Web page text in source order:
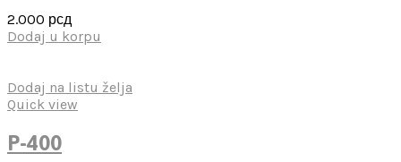
2.000 рсд
Dodaj u korpu
Dodaj na listu želja
Quick view
P-400